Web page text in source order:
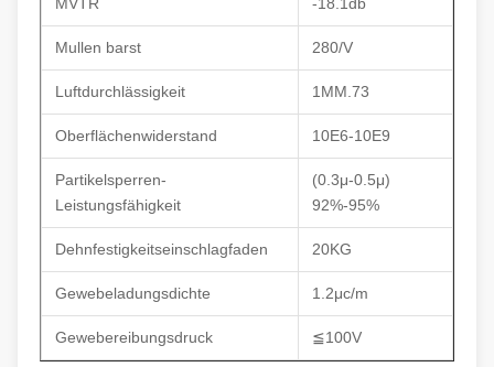
Mullen barst 280/V
Luftdurchlässigkeit 1MM.73
Oberflächenwiderstand 10E6-10E9
Partikelsperren-
Leistungsfähigkeit
(0.3μ-0.5μ)
92%-95%
Dehnfestigkeitseinschlagfaden 20KG
Gewebeladungsdichte 1.2μc/m
Gewebereibungsdruck ≦100V